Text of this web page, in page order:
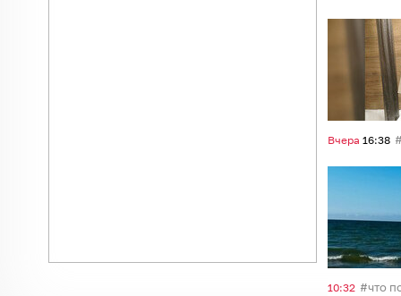
Вчера 16:38
10:32 что